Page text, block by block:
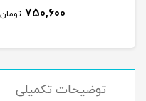
750,600 تومان
توضیحات تکمیلی